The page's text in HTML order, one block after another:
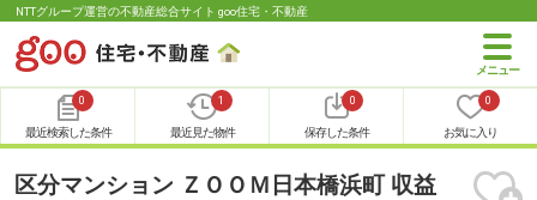
NTTグループ運営の不動産総合サイト goo住宅・不動産
0
最近検索した条件
1
最近見た物件
0
保存した条件
0
お気に入り
区分マンション ＺＯＯＭ日本橋浜町 収益